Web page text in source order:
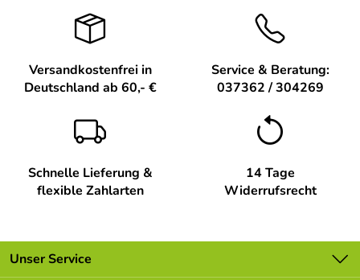
Bahnhofstraße 12 09548 Seiffen ,
Versandkostenfrei in
Deutschland ab 60,- €
Service & Beratung:
037362 / 304269
Schnelle Lieferung &
flexible Zahlarten
14 Tage
Widerrufsrecht
Unser Service